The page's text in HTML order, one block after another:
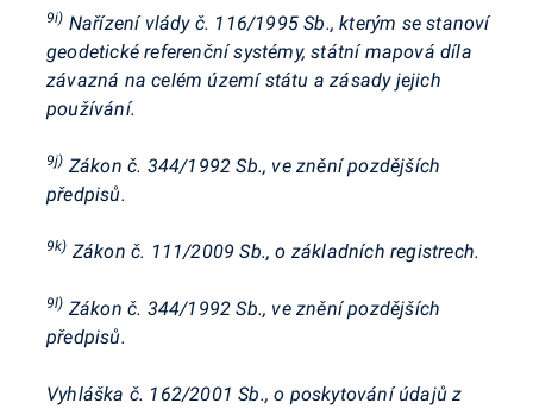
9i) Nařízení vlády č. 116/1995 Sb., kterým se stanoví
geodetické referenční systémy, státní mapová díla
závazná na celém území státu a zásady jejich
používání.
9j) Zákon č. 344/1992 Sb., ve znění pozdějších
předpisů.
9k) Zákon č. 111/2009 Sb., o základních registrech.
9l) Zákon č. 344/1992 Sb., ve znění pozdějších
předpisů.
Vyhláška č. 162/2001 Sb., o poskytování údajů z